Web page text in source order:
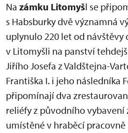
Na zámku Litomyšl se
s Habsburky dvě významná
uplynulo 220 let od návštěvy
v Litomyšli na panství
Jiřího Josefa z Valdštejna-
Františka I. i jeho následníka
připomínají dva
reliéfy z původního vybavení
umístěné v hraběcí